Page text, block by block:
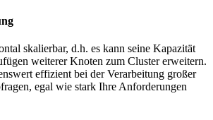
skalierbar, d.h. es kann seine Kapazität
weiterer Knoten zum Cluster erweitern.
effizient bei der Verarbeitung großer
egal wie stark Ihre Anforderungen